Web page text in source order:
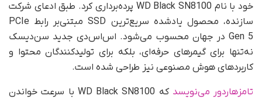
خود با نام WD Black SN8100 پرده‌برداری کرد. طبق ادعای شرکت
سازنده، محصول یادشده سریع‌ترین SSD مبتنی‌بر رابط PCIe
Gen 5 در جهان محسوب می‌شود. اس‌اس‌دی جدید سن‌دیسک
نه‌تنها برای گیمرهای حرفه‌ای، بلکه برای تولیدکنندگان محتوا و
کاربردهای هوش مصنوعی نیز طراحی شده است.
تامزهاردور می‌نویسد
که WD Black SN8100 با سرعت خواندن